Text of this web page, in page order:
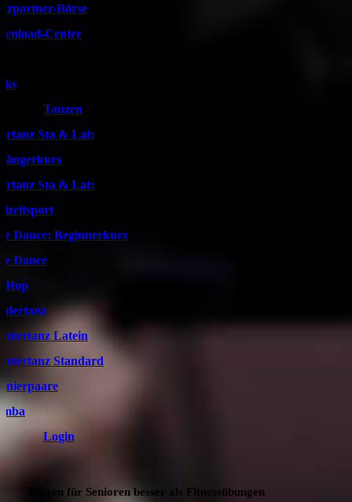
Börse
Center
Tanzen
Sta & Lat:
Sta & Lat:
Dance: Beginnerkurs
Dance
Latein
Standard
Login
Tanzen für Senioren besser als Fitnessübungen